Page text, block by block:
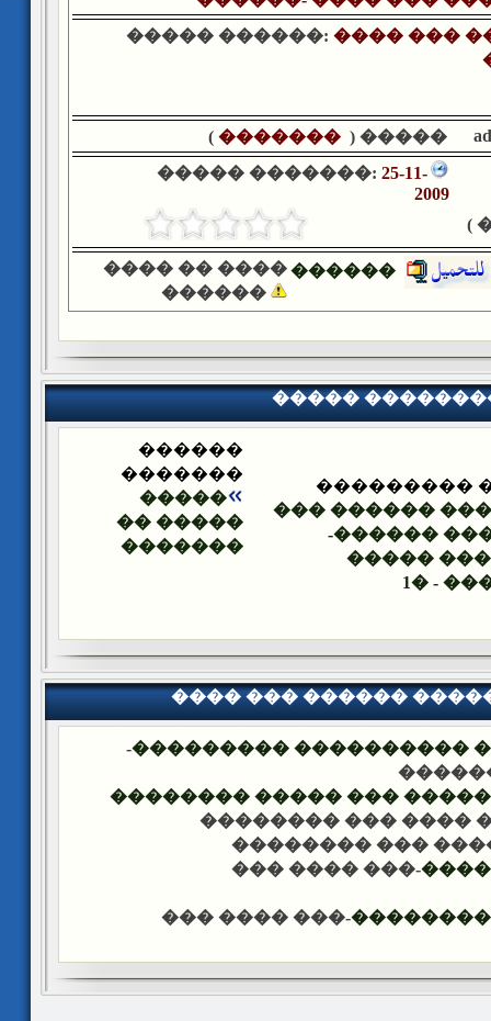
����� ������: ���� ���
����� (
�������
)
����� �������: 25-11-
2009
���� �� ����
������
������
�����
�����
��� ���
�������
���� ���
������
�������
�����
����� ��
�������
���� ��� ������
�������� �� ���
-
���
���� ����� �������� ���
-��� ���� ���
-��� ���� ���
-��� ���� ���
������
-��� ���� ���